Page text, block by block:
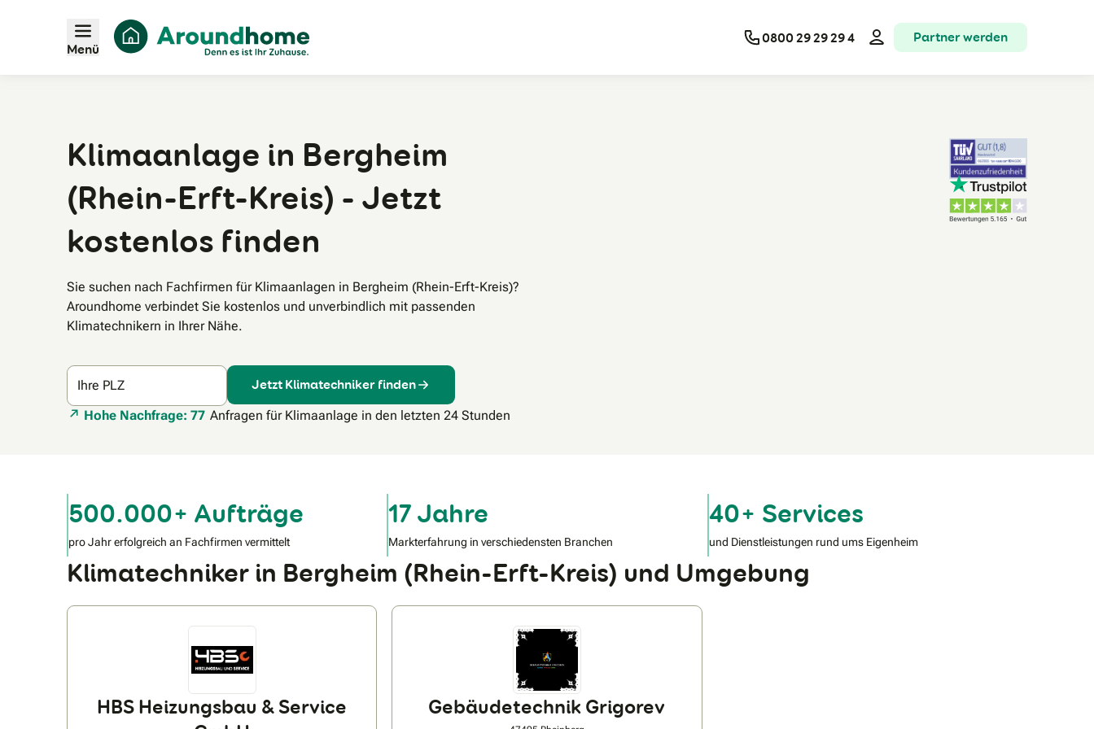
Menü
0800 29 29 29 4 Partner werden
Klimaanlage in Bergheim
(Rhein-Erft-Kreis) - Jetzt
kostenlos finden
Sie suchen nach Fachfirmen für Klimaanlagen in Bergheim (Rhein-Erft-Kreis)?
Aroundhome verbindet Sie kostenlos und unverbindlich mit passenden
Klimatechnikern in Ihrer Nähe.
Ihre PLZ Jetzt Klimatechniker finden
Hohe Nachfrage: 77 Anfragen für Klimaanlage in den letzten 24 Stunden
500.000+ Aufträge
pro Jahr erfolgreich an Fachfirmen vermittelt
17 Jahre
Markterfahrung in verschiedensten Branchen
40+ Services
und Dienstleistungen rund ums Eigenheim
Klimatechniker in Bergheim (Rhein-Erft-Kreis) und Umgebung
HBS Heizungsbau & Service
Gebäudetechnik Grigorev